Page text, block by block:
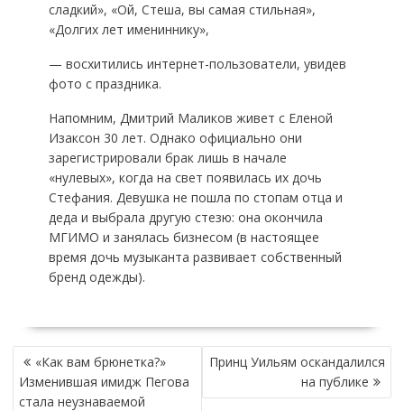
сладкий», «Ой, Стеша, вы самая стильная»,
«Долгих лет имениннику»,
— восхитились интернет-пользователи, увидев
фото с праздника.
Напомним, Дмитрий Маликов живет с Еленой
Изаксон 30 лет. Однако официально они
зарегистрировали брак лишь в начале
«нулевых», когда на свет появилась их дочь
Стефания. Девушка не пошла по стопам отца и
деда и выбрала другую стезю: она окончила
МГИМО и занялась бизнесом (в настоящее
время дочь музыканта развивает собственный
бренд одежды).
НАВИГАЦИЯ
ПО
ЗАПИСЯМ
«Как вам брюнетка?»
Изменившая имидж Пегова
стала неузнаваемой
Принц Уильям оскандалился
на публике